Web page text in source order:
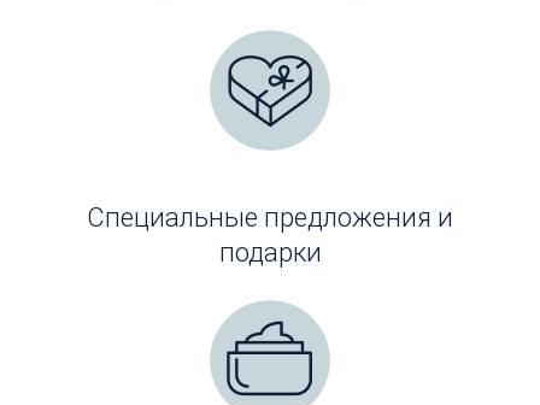
Специальные предложения и
подарки